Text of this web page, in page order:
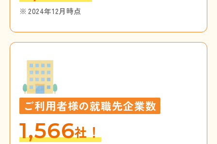
2024年12月時点
ご利用者様の就職先企業数
1,566社！